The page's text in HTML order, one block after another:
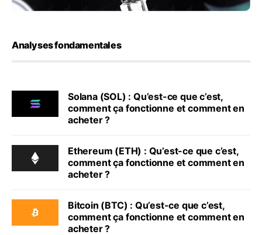
Analyses fondamentales
Solana (SOL) : Qu’est-ce que c’est,
comment ça fonctionne et comment en
acheter ?
Ethereum (ETH) : Qu’est-ce que c’est,
comment ça fonctionne et comment en
acheter ?
Bitcoin (BTC) : Qu’est-ce que c’est,
comment ça fonctionne et comment en
acheter ?